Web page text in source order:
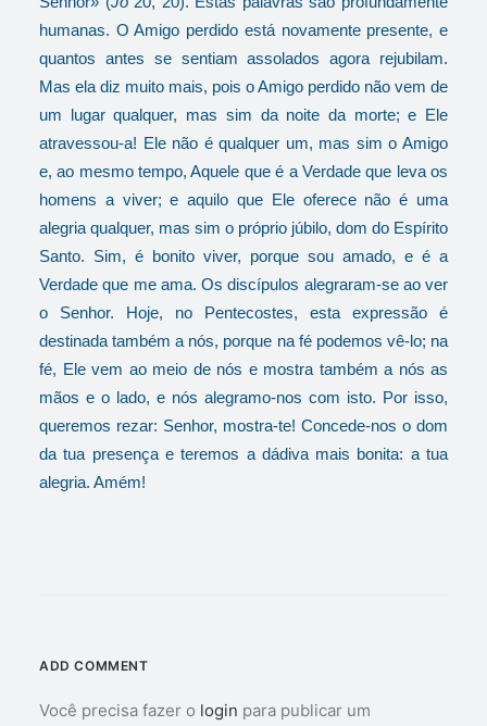
humanas. O Amigo perdido está novamente presente, e
quantos antes se sentiam assolados agora rejubilam.
Mas ela diz muito mais, pois o Amigo perdido não vem de
um lugar qualquer, mas sim da noite da morte; e Ele
atravessou-a! Ele não é qualquer um, mas sim o Amigo
e, ao mesmo tempo, Aquele que é a Verdade que leva os
homens a viver; e aquilo que Ele oferece não é uma
alegria qualquer, mas sim o próprio júbilo, dom do Espírito
Santo. Sim, é bonito viver, porque sou amado, e é a
Verdade que me ama. Os discípulos alegraram-se ao ver
o Senhor. Hoje, no Pentecostes, esta expressão é
destinada também a nós, porque na fé podemos vê-lo; na
fé, Ele vem ao meio de nós e mostra também a nós as
mãos e o lado, e nós alegramo-nos com isto. Por isso,
queremos rezar: Senhor, mostra-te! Concede-nos o dom
da tua presença e teremos a dádiva mais bonita: a tua
alegria. Amém!
ADD COMMENT
Você precisa fazer o login para publicar um